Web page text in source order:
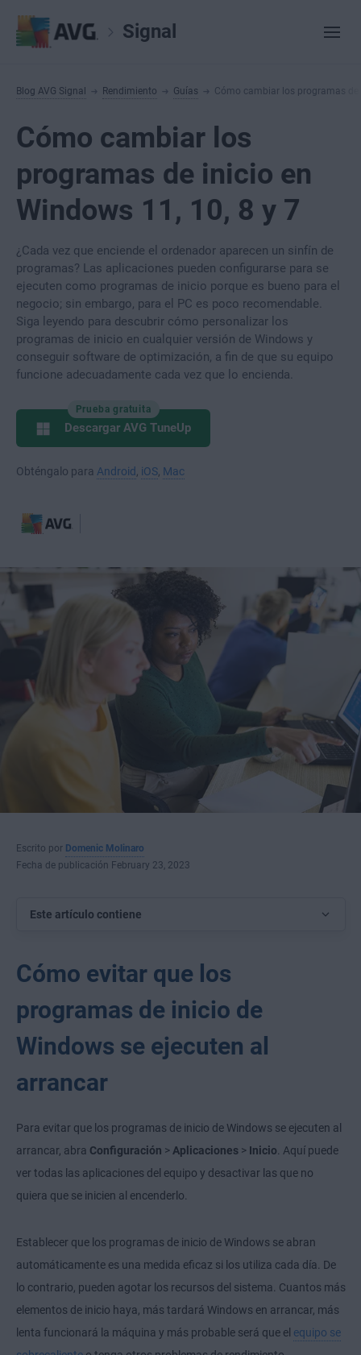
Signal
Blog AVG Signal Rendimiento Guías Cómo cambiar los programas
Cómo cambiar los
programas de inicio en
Windows 11, 10, 8 y 7
¿Cada vez que enciende el ordenador aparecen un sinfín de
programas? Las aplicaciones pueden configurarse para se
ejecuten como programas de inicio porque es bueno para el
negocio; sin embargo, para el PC es poco recomendable.
Siga leyendo para descubrir cómo personalizar los
programas de inicio en cualquier versión de Windows y
conseguir software de optimización, a fin de que su equipo
funcione adecuadamente cada vez que lo encienda.
Prueba gratuita
Descargar AVG TuneUp
Obténgalo para Android iOS Mac
Escrito por Domenic Molinaro
Fecha de publicación February 23, 2023
Este artículo contiene
Cómo evitar que los
programas de inicio de
Windows se ejecuten al
arrancar
Para evitar que los programas de inicio de Windows se ejecuten al
arrancar, abra Configuración > Aplicaciones > Inicio. Aquí puede
ver todas las aplicaciones del equipo y desactivar las que no
quiera que se inicien al encenderlo.
Establecer que los programas de inicio de Windows se abran
automáticamente es una medida eficaz si los utiliza cada día. De
lo contrario, pueden agotar los recursos del sistema. Cuantos más
elementos de inicio haya, más tardará Windows en arrancar, más
lenta funcionará la máquina y más probable será que el equipo se